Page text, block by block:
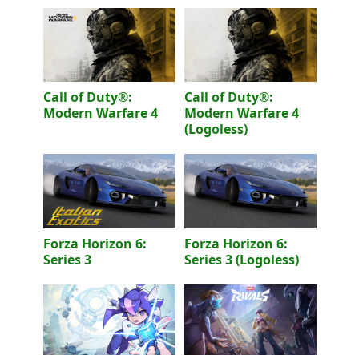
Call of Duty®:
Modern Warfare 4
Call of Duty®:
Modern Warfare 4
(Logoless)
Forza Horizon 6:
Series 3
Forza Horizon 6:
Series 3 (Logoless)